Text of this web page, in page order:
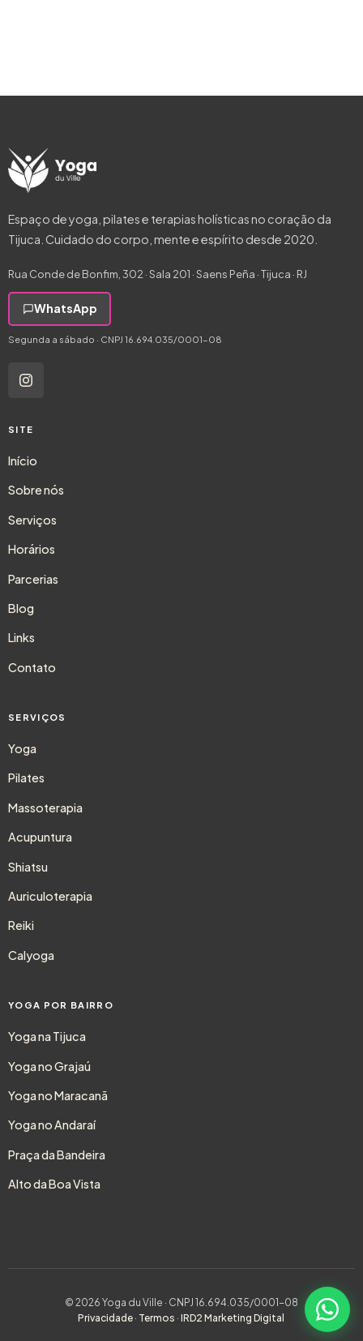
Espaço de yoga, pilates e terapias holísticas no coração da
Tijuca. Cuidado do corpo, mente e espírito desde 2020.
Rua Conde de Bonfim, 302 · Sala 201 · Saens Peña · Tijuca · RJ
WhatsApp
Segunda a sábado · CNPJ 16.694.035/0001-08
SITE
Início
Sobre nós
Serviços
Horários
Parcerias
Blog
Links
Contato
SERVIÇOS
Yoga
Pilates
Massoterapia
Acupuntura
Shiatsu
Auriculoterapia
Reiki
Calyoga
YOGA POR BAIRRO
Yoga na Tijuca
Yoga no Grajaú
Yoga no Maracanã
Yoga no Andaraí
Praça da Bandeira
Alto da Boa Vista
© 2026 Yoga du Ville · CNPJ 16.694.035/0001-08
Privacidade · Termos ·IRD2 Marketing Digital